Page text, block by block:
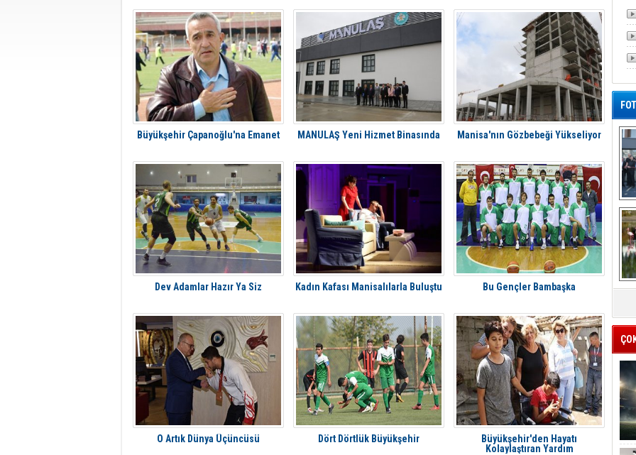
Büyükşehir Çapanoğlu'na Emanet MANULAŞ Yeni Hizmet Binasında Manisa'nın Gözbebeği Yükseliyor
Dev Adamlar Hazır Ya Siz Kadın Kafası Manisalılarla Buluştu Bu Gençler Bambaşka
O Artık Dünya Üçüncüsü Dört Dörtlük Büyükşehir
Büyükşehir'den Hayatı
Kolaylaştıran Yardım